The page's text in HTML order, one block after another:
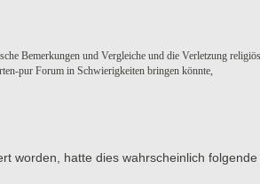
Bemerkungen und Vergleiche und die Verletzung
pur Forum in Schwierigkeiten bringen könnte,
worden, hatte dies wahrscheinlich folgende